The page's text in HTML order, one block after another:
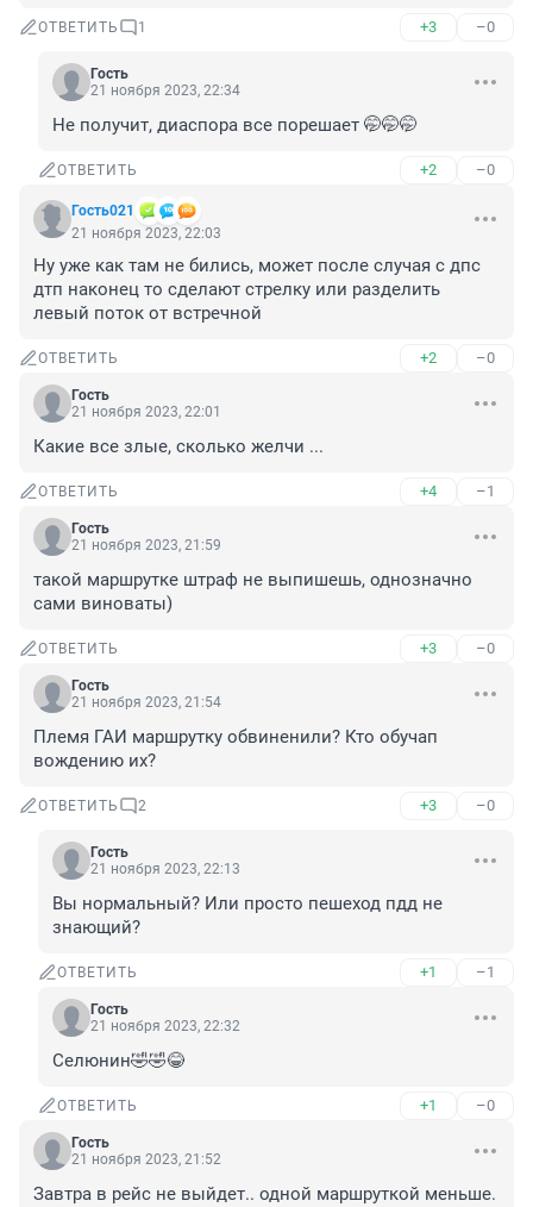
ОТВЕТИТЬ 1 +3 –0
Гость
21 ноября 2023, 22:34
Не получит, диаспора все порешает 🤭🤭🤭
ОТВЕТИТЬ +2 –0
Гость021
21 ноября 2023, 22:03
Ну уже как там не бились, может после случая с дпс
дтп наконец то сделают стрелку или разделить
левый поток от встречной
ОТВЕТИТЬ +2 –0
Гость
21 ноября 2023, 22:01
Какие все злые, сколько желчи ...
ОТВЕТИТЬ +4 –1
Гость
21 ноября 2023, 21:59
такой маршрутке штраф не выпишешь, однозначно
сами виноваты)
ОТВЕТИТЬ +3 –0
Гость
21 ноября 2023, 21:54
Племя ГАИ маршрутку обвиненили? Кто обучап
вождению их?
ОТВЕТИТЬ 2 +3 –0
Гость
21 ноября 2023, 22:13
Вы нормальный? Или просто пешеход пдд не
знающий?
ОТВЕТИТЬ +1 –1
Гость
21 ноября 2023, 22:32
Селюнин🤣🤣😂
ОТВЕТИТЬ +1 –0
Гость
21 ноября 2023, 21:52
Завтра в рейс не выйдет.. одной маршруткой меньше.